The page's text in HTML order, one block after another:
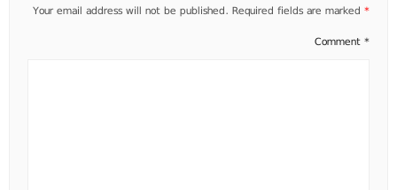
Your email address will not be published. Required fields are marked *
Comment *